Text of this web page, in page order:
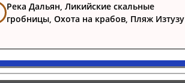
Река Дальян, Ликийские скальные
гробницы, Охота на крабов, Пляж Изтузу